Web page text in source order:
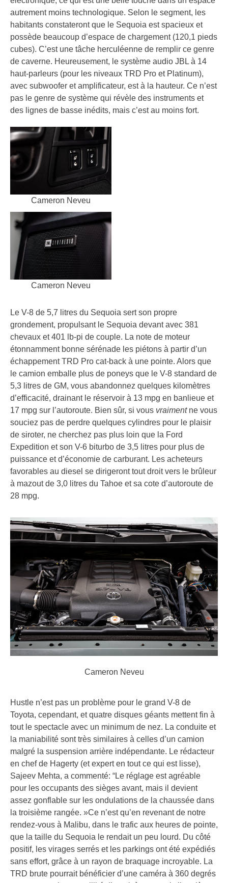
autrement moins technologique. Selon le segment, les
habitants constateront que le Sequoia est spacieux et
possède beaucoup d’espace de chargement (120,1 pieds
cubes). C’est une tâche herculéenne de remplir ce genre
de caverne. Heureusement, le système audio JBL à 14
haut-parleurs (pour les niveaux TRD Pro et Platinum),
avec subwoofer et amplificateur, est à la hauteur. Ce n’est
pas le genre de système qui révèle des instruments et
des lignes de basse inédits, mais c’est au moins fort.
Cameron Neveu
Cameron Neveu
Le V-8 de 5,7 litres du Sequoia sert son propre
grondement, propulsant le Sequoia devant avec 381
chevaux et 401 lb-pi de couple. La note de moteur
étonnamment bonne sérénade les piétons à partir d’un
échappement TRD Pro cat-back à une pointe. Alors que
le camion emballe plus de poneys que le V-8 standard de
5,3 litres de GM, vous abandonnez quelques kilomètres
d’efficacité, drainant le réservoir à 13 mpg en banlieue et
17 mpg sur l’autoroute. Bien sûr, si vous vraimentne vous
souciez pas de perdre quelques cylindres pour le plaisir
de siroter, ne cherchez pas plus loin que la Ford
Expedition et son V-6 biturbo de 3,5 litres pour plus de
puissance et d’économie de carburant. Les acheteurs
favorables au diesel se dirigeront tout droit vers le brûleur
à mazout de 3,0 litres du Tahoe et sa cote d’autoroute de
28 mpg.
Cameron Neveu
Hustle n’est pas un problème pour le grand V-8 de
Toyota, cependant, et quatre disques géants mettent fin à
tout le spectacle avec un minimum de nez. La conduite et
la maniabilité sont très similaires à celles d’un camion
malgré la suspension arrière indépendante. Le rédacteur
en chef de Hagerty (et expert en tout ce qui est lisse),
Sajeev Mehta, a commenté: “Le réglage est agréable
pour les occupants des sièges avant, mais il devient
assez gonflable sur les ondulations de la chaussée dans
la troisième rangée. »Ce n’est qu’en revenant de notre
rendez-vous à Malibu, dans le trafic aux heures de pointe,
que la taille du Sequoia le rendait un peu lourd. Du côté
positif, les virages serrés et les parkings ont été expédiés
sans effort, grâce à un rayon de braquage incroyable. La
TRD brute pourrait bénéficier d’une caméra à 360 degrés